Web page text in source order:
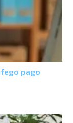
pago